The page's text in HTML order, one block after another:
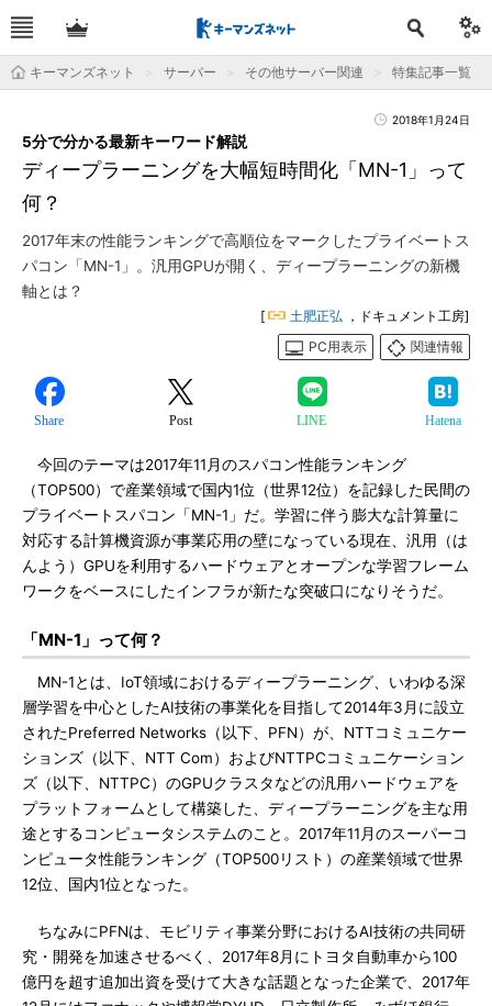
キーマンズネット サーバー その他サーバー関連 特集記事一覧
2018年1月24日
ディープラーニングを大幅短時間化「MN-1」って
何？
5分で分かる最新キーワード解説
2017年末の性能ランキングで高順位をマークしたプライベートス
パコン「MN-1」。汎用GPUが開く、ディープラーニングの新機
軸とは？
[ 土肥正弘 ，ドキュメント工房]
PC用表示
関連情報
Share Post LINE Hatena
今回のテーマは2017年11月のスパコン性能ランキング
（TOP500）で産業領域で国内1位（世界12位）を記録した民間の
プライベートスパコン「MN-1」だ。学習に伴う膨大な計算量に
対応する計算機資源が事業応用の壁になっている現在、汎用（は
んよう）GPUを利用するハードウェアとオープンな学習フレーム
ワークをベースにしたインフラが新たな突破口になりそうだ。
「MN-1」って何？
MN-1とは、IoT領域におけるディープラーニング、いわゆる深
層学習を中心としたAI技術の事業化を目指して2014年3月に設立
されたPreferred Networks（以下、PFN）が、NTTコミュニケー
ションズ（以下、NTT Com）およびNTTPCコミュニケーション
ズ（以下、NTTPC）のGPUクラスタなどの汎用ハードウェアを
プラットフォームとして構築した、ディープラーニングを主な用
途とするコンピュータシステムのこと。2017年11月のスーパーコ
ンピュータ性能ランキング（TOP500リスト）の産業領域で世界
12位、国内1位となった。
ちなみにPFNは、モビリティ事業分野におけるAI技術の共同研
究・開発を加速させるべく、2017年8月にトヨタ自動車から100
億円を超す追加出資を受けて大きな話題となった企業で、2017年